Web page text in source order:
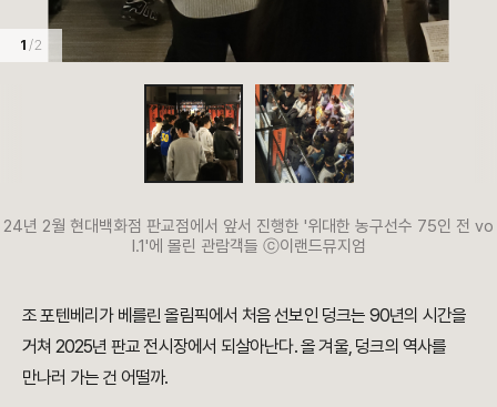
1 / 2
24년 2월 현대백화점 판교점에서 앞서 진행한 '위대한 농구선수 75인 전 vo
l.1'에 몰린 관람객들 ⓒ이랜드뮤지엄
조 포텐베리가 베를린 올림픽에서 처음 선보인 덩크는 90년의 시간을
거쳐 2025년 판교 전시장에서 되살아난다. 올 겨울, 덩크의 역사를
만나러 가는 건 어떨까.